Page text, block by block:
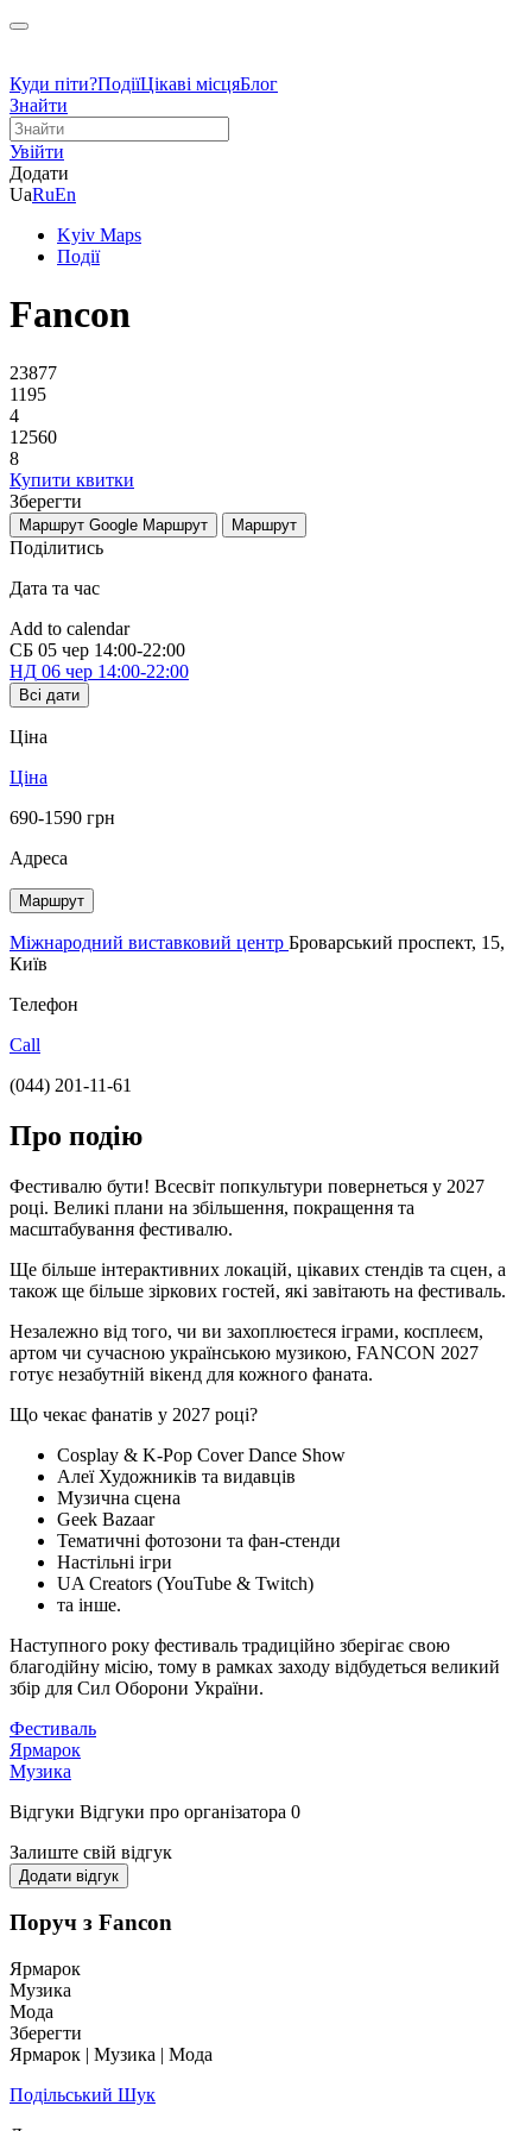
Куди піти?ПодіїЦікаві місцяБлог
Знайти
Увійти
Додати
UaRuEn
Kyiv Maps
Події
Fancon
23877
1195
4
12560
8
Купити квитки
Зберегти
Маршрут Google Маршрут Маршрут
Поділитись
Дата та час
Add to calendar
СБ 05 чер 14:00-22:00
НД 06 чер 14:00-22:00
Всі дати
Ціна
Ціна
690-1590 грн
Адреса
Маршрут
Міжнародний виставковий центр Броварський проспект, 15,
Київ
Телефон
Call
(044) 201-11-61
Про подію
Фестивалю бути! Всесвіт попкультури повернеться у 2027
році. Великі плани на збільшення, покращення та
масштабування фестивалю.
Ще більше інтерактивних локацій, цікавих стендів та сцен, а
також ще більше зіркових гостей, які завітають на фестиваль.
Незалежно від того, чи ви захоплюєтеся іграми, косплеєм,
артом чи сучасною українською музикою, FANCON 2027
готує незабутній вікенд для кожного фаната.
Що чекає фанатів у 2027 році?
Cosplay & K-Pop Cover Dance Show
Алеї Художників та видавців
Музична сцена
Geek Bazaar
Тематичні фотозони та фан-стенди
Настільні ігри
UA Creators (YouTube & Twitch)
та інше.
Наступного року фестиваль традиційно зберігає свою
благодійну місію, тому в рамках заходу відбудеться великий
збір для Сил Оборони України.
Фестиваль
Ярмарок
Музика
Відгуки Відгуки про організатора 0
Залиште свій відгук
Додати відгук
Поруч з Fancon
Ярмарок
Музика
Мода
Зберегти
Ярмарок | Музика | Мода
Подільський Шук